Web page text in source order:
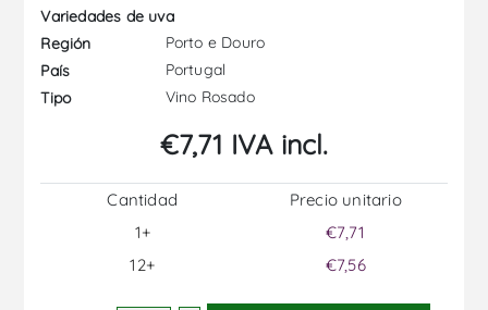
Variedades de uva
Región
Porto e Douro
País
Portugal
Tipo
Vino Rosado
€7,71 IVA incl.
Cantidad
1+
12+
Precio unitario
€7,71
€7,56